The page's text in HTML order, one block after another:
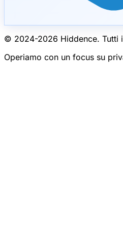
© 2024-2026 Hiddence. Tutti
Operiamo con un focus su